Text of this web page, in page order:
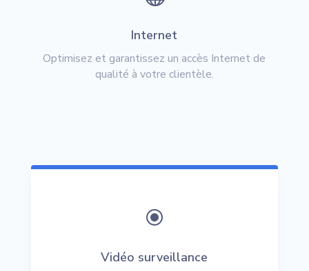
Internet
Optimisez et garantissez un accès Internet de
qualité à votre clientèle.
\
Vidéo surveillance